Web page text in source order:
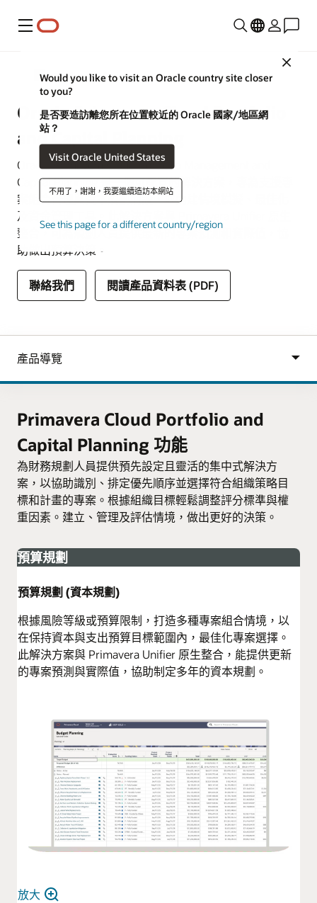
功能表
Close
Would you like to visit an Oracle country site closer
to you?
是否要造訪離您所在位置較近的 Oracle 國家/地區網
站？
Visit Oracle United States
不用了，謝謝，我要繼續造訪本網站
See this page for a different country/region
Construction and Engineering
Oracle Primavera Cloud Portfolio
and Capital Planning
Oracle Primavera Cloud Portfolio Management and
Capital Planning 是一個可配置的解決方案，專為支援專
案組合管理與資本規劃而設，並內建情境模擬、最佳化
及資金管理工具。此解決方案與 Primavera Unifier 原生
整合，可為規劃人員提供最新的專案預測和實際值，協
助做出預算決策。
聯絡我們 閱讀產品資料表 (PDF)
Primavera Cloud Portfolio and
Capital Planning 功能
為財務規劃人員提供預先設定且靈活的集中式解決方
案，以協助識別、排定優先順序並選擇符合組織策略目
標和計畫的專案。根據組織目標輕鬆調整評分標準與權
重因素。建立、管理及評估情境，做出更好的決策。
預算規劃
預算規劃 (資本規劃)
根據風險等級或預算限制，打造多種專案組合情境，以
在保持資本與支出預算目標範圍內，最佳化專案選擇。
此解決方案與 Primavera Unifier 原生整合，能提供更新
的專案預測與實際值，協助制定多年的資本規劃。
放大